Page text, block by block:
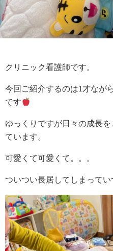
クリニック看護師です。
今回ご紹介するのは1才なが
です
ゆっくりですが日々の成長
ています。
可愛くて可愛くて。。。
ついつい長居してしまってい